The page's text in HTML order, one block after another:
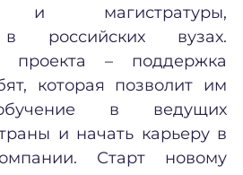
и магистратуры,
российских вузах.
проекта – поддержка
которая позволит им
в ведущих
и начать карьеру в
Старт новому